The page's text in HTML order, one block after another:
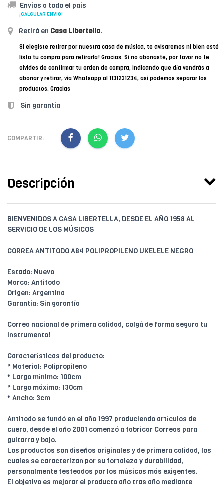
Envíos a todo el país
¡CALCULAR ENVÍO!
Retirá en Casa Libertella.
Si elegiste retirar por nuestra casa de música, te avisaremos ni bien esté
lista tu compra para retirarla! Gracias. Si no abonaste, por favor no te
olvides de confirmar tu orden de compra, indicando que día vendrás a
abonar y retirar, vía Whatsapp al 1131231234, así podemos separar los
productos. Gracias
Sin garantía
COMPARTIR:
Descripción
BIENVENIDOS A CASA LIBERTELLA, DESDE EL AÑO 1958 AL
SERVICIO DE LOS MÚSICOS
CORREA ANTITODO A84 POLIPROPILENO UKELELE NEGRO
Estado: Nuevo
Marca: Antitodo
Origen: Argentina
Garantía: Sin garantía
Correa nacional de primera calidad, colgá de forma segura tu
instrumento!
Características del producto:
* Material: Polipropileno
* Largo mínimo: 100cm
* Largo máximo: 130cm
* Ancho: 3cm
Antitodo se fundó en el año 1997 produciendo artículos de
cuero, desde el año 2001 comenzó a fabricar Correas para
guitarra y bajo.
Los productos son diseños originales y de primera calidad, los
cuales se caracterizan por su fortaleza y durabilidad,
personalmente testeados por los músicos más exigentes.
El objetivo es mejorar el producto año tras año mediante